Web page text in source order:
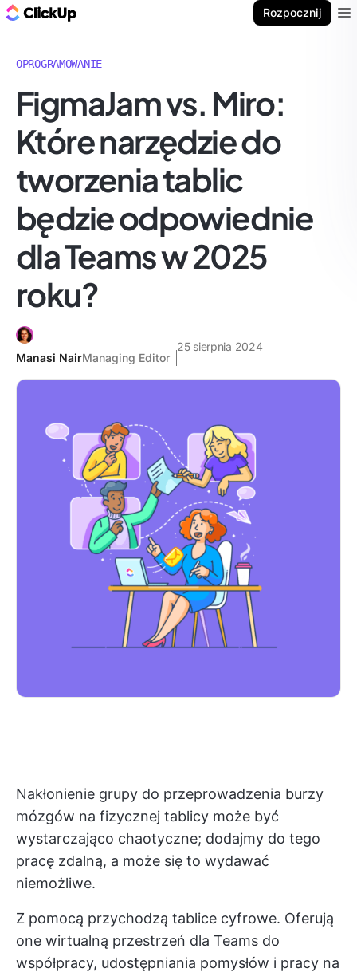
Rozpocznij
OPROGRAMOWANIE
FigmaJam vs. Miro:
Które narzędzie do
tworzenia tablic
będzie odpowiednie
dla Teams w 2025
roku?
Manasi NairManaging Editor
25 sierpnia 2024
Nakłonienie grupy do przeprowadzenia burzy
mózgów na fizycznej tablicy może być
wystarczająco chaotyczne; dodajmy do tego
pracę zdalną, a może się to wydawać
niemożliwe.
Z pomocą przychodzą tablice cyfrowe. Oferują
one wirtualną przestrzeń dla Teams do
współpracy, udostępniania pomysłów i pracy na